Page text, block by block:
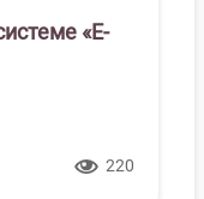
«Е-
220